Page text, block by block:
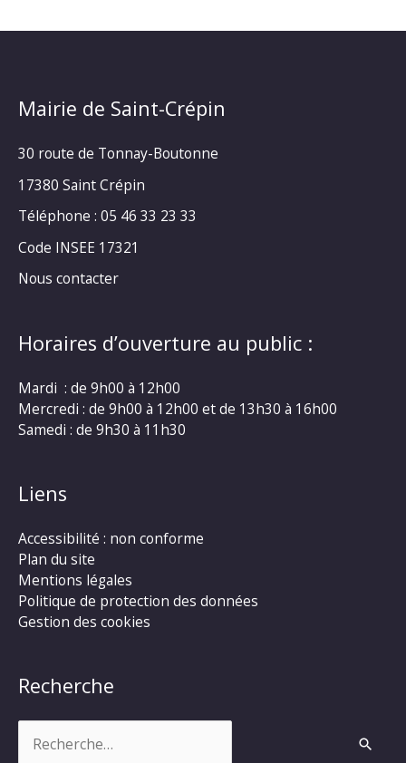
Mairie de Saint-Crépin
30 route de Tonnay-Boutonne
17380 Saint Crépin
Téléphone : 05 46 33 23 33
Code INSEE 17321
Nous contacter
Horaires d’ouverture au public :
Mardi : de 9h00 à 12h00
Mercredi : de 9h00 à 12h00 et de 13h30 à 16h00
Samedi : de 9h30 à 11h30
Liens
Accessibilité : non conforme
Plan du site
Mentions légales
Politique de protection des données
Gestion des cookies
Recherche